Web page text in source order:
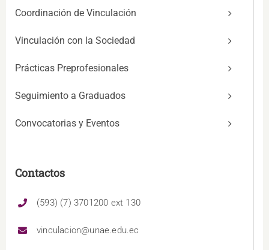
Coordinación de Vinculación
Vinculación con la Sociedad
Prácticas Preprofesionales
Seguimiento a Graduados
Convocatorias y Eventos
Contactos
(593) (7) 3701200 ext 130
vinculacion@unae.edu.ec